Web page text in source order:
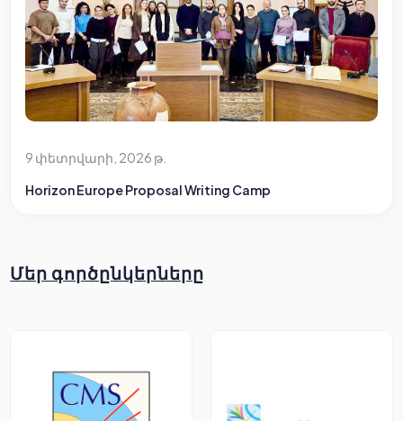
9 փետրվարի, 2026 թ.
Horizon Europe Proposal Writing Camp
Մեր գործընկերները